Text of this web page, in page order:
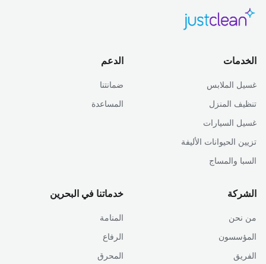
الخدمات
غسيل الملابس
تنظيف المنزل
غسيل السيارات
تزيين الحيوانات الأليفة
السبا والمساج
الدعم
ضمانتنا
المساعدة
الشركة
من نحن
المؤسسون
الفريق
خدماتنا في البحرين
المنامة
الرفاع
المحرق